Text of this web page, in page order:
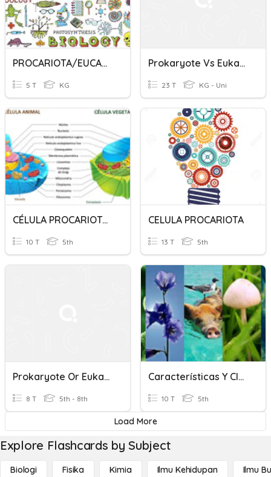
PROCARIOTA/EUCARIOTA
5 T KG
Prokaryote Vs Eukaryote
23 T KG - Uni
CÉLULA PROCARIOTA Y EUCARIOTA
10 T 5th
CELULA PROCARIOTA
13 T 5th
Prokaryote Or Eukaryote
8 T 5th - 8th
Características Y Clasificación De Los Seres Vivos
10 T 5th
Load More
Explore Flashcards by Subject
Biologi Fisika Kimia Ilmu Kehidupan Ilmu